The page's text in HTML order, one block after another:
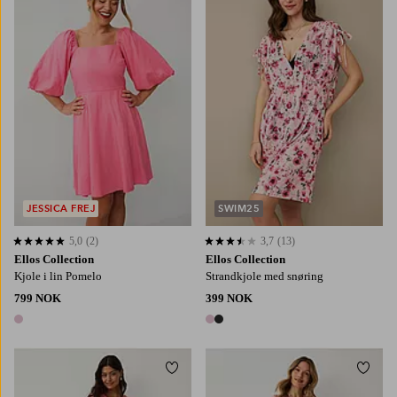
Ellos Collection
Kjole i lin Pomelo
799 NOK
1 farge
5,0 basert på 2 karaktergivninger
5,0 (2)
JESSICA FREJ
Ellos Collection
Strandkjole med snøring
399 NOK
2 farger
3,7 basert på 13 karaktergivninger
3,7 (13)
SWIM25
Legg til favoritter